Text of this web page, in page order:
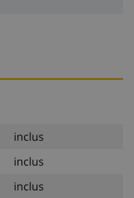
inclus
inclus
inclus